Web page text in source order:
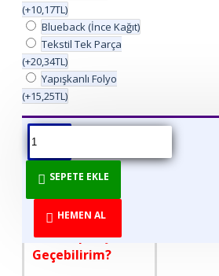
(+10,17TL)
Blueback (İnce Kağıt)
Tekstil Tek Parça
(+20,34TL)
Yapışkanlı Folyo
(+15,25TL)
SEPETE EKLE
HEMEN AL
ÜRÜN BILGISI ÜRÜN YORUMLARI
DİREKT ÜRETİCİDEN
TÜKETİCİYE!
Nasıl Sipariş
Geçebilirim?